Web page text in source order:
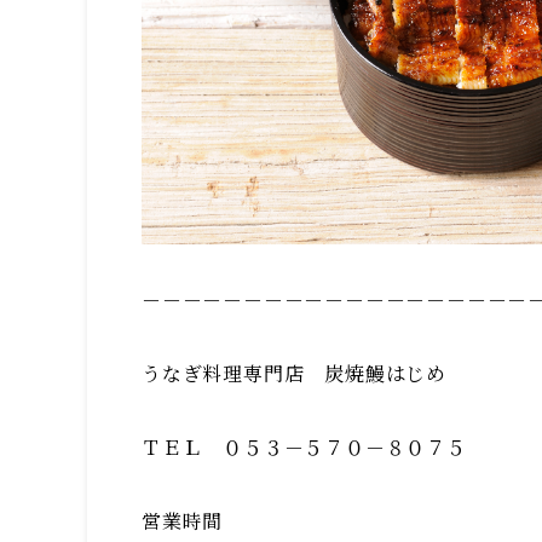
－－－－－－－－－－－－－－－－－－－
うなぎ料理専門店 炭焼鰻はじめ
ＴＥＬ ０５３－５７０－８０７５
営業時間